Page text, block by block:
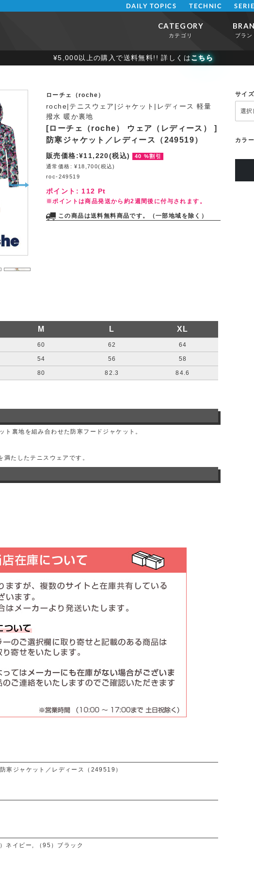
¥5,000以上の購入で送料無料!! 詳しくはこちら
DAILY TOPICS TECHNIC
CATEGORY
カテゴリ ブラン
ローチェ（roche）
roche|テニスウェア|ジャケット|レディース 軽量
撥水 暖か裏地
[ローチェ（roche） ウェア（レディース） ]
防寒ジャケット／レディース（249519）
販売価格:¥11,220(税込)
40 %割引
通常価格: ¥18,700(税込)
roc-249519
ポイント: 112 Pt
※ポイントは商品発送から約2週間後に付与されます。
この商品は送料無料商品です。（一部地域を除く）
サイズ
カラー
M L XL
60 62 64
54 56 58
80 82.3 84.6
裏地を組み合わせた防寒フードジャケット。
たしたテニスウェアです。
寒ジャケット／レディース（249519）
ネイビー, （95）ブラック